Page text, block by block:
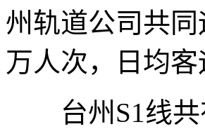
州轨道公司共
万人次，日均
台州S1线共